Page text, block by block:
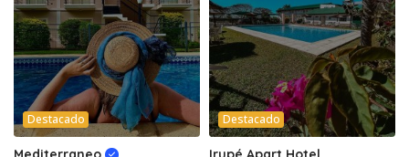
Destacado Destacado